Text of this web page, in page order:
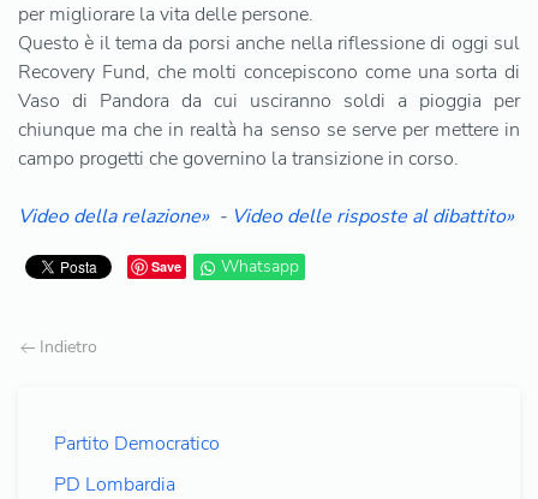
per migliorare la vita delle persone.
Questo è il tema da porsi anche nella riflessione di oggi sul
Recovery Fund, che molti concepiscono come una sorta di
Vaso di Pandora da cui usciranno soldi a pioggia per
chiunque ma che in realtà ha senso se serve per mettere in
campo progetti che governino la transizione in corso.
Video della relazione»- Video delle risposte al dibattito»
Save Whatsapp
Indietro
Partito Democratico
PD Lombardia